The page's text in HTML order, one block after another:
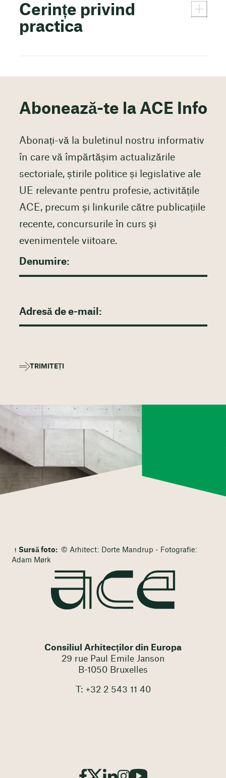
Cerințe privind
practica
Abonează-te la ACE Info
Abonați-vă la buletinul nostru informativ
în care vă împărtășim actualizările
sectoriale, știrile politice și legislative ale
UE relevante pentru profesie, activitățile
ACE, precum și linkurile către publicațiile
recente, concursurile în curs și
evenimentele viitoare.
TRIMITEȚI
Sursă foto: © Arhitect: Dorte Mandrup - Fotografie:
Adam Mørk
Consiliul Arhitecților din Europa
29 rue Paul Emile Janson
B-1050 Bruxelles
T: +32 2 543 11 40